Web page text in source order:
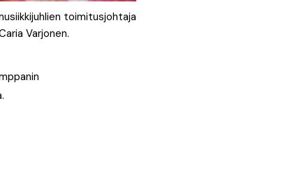
toimitusjohtaja
Varjonen.